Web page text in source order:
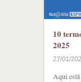
10
2025
27/01/
Aqui